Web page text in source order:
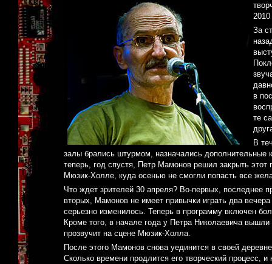
За
в
те
В
залы брались штурмом, назначались
теперь, год спустя, Петр Мамонов решил закрыть
Мюзик-Холле, куда осенью не смогли попасть все
Что ждет зрителей 30 апреля? Во-первых, последнее
вторых, Мамонов не имеет привычки играть два
серьезно изменилось. Теперь в программу включен
Кроме того, в начале года у Петра Николаевича вышли
прозвучит на сцене Мюзик-Холла.
После этого Мамонов снова уединится в своей
Сколько времени продлится его творческий процесс,